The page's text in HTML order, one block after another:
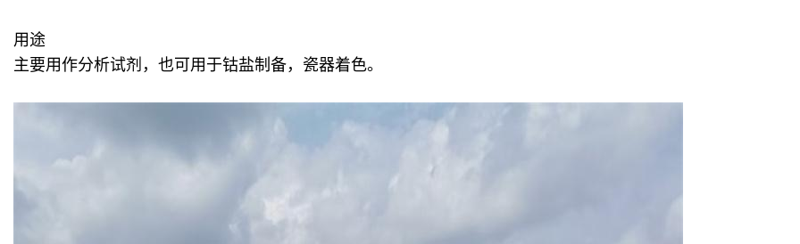
用途
主要用作分析试剂，也可用于钴盐制备，瓷器着色。